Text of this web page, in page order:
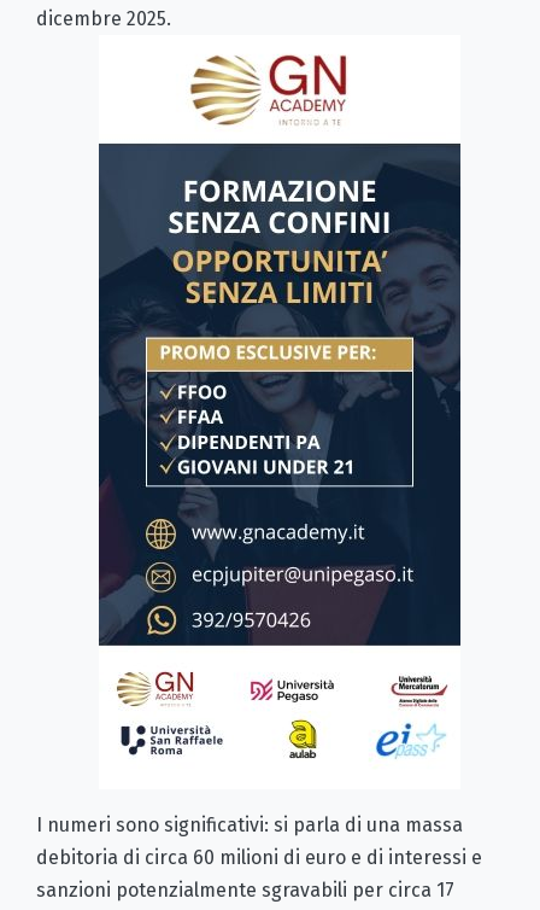
dicembre 2025.
I numeri sono significativi: si parla di una massa
debitoria di circa 60 milioni di euro e di interessi e
sanzioni potenzialmente sgravabili per circa 17